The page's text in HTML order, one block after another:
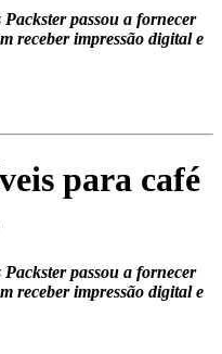
passou a fornecer
receber impressão digital e
para café
passou a fornecer
receber impressão digital e